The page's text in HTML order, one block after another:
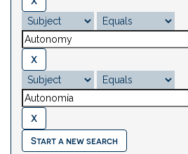
Start a new search